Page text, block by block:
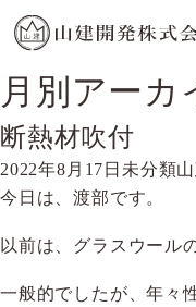
月別アーカ
断熱材吹付
2022年8月17日 未分類
今日は、渡部です。
以前は、グラスウール
一般的でしたが、年々